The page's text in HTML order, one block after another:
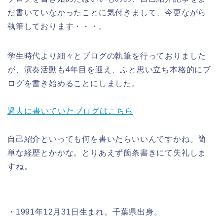
だ書いていなかったことに気付きまして、今更ながら
執筆しております・・・。
学生時代より細々とブログの執筆を行っておりました
が、演奏活動も4年目を迎え、ふと思い立ち本格的にブ
ログを書き始めることにしました。
過去に書いていたブログはこちら
自己紹介といっても何を書いたらいいんですかね。簡
単な経歴とかかな。とりあえず箇条書きにて失礼しま
すね。
・1991年12月31日生まれ。千葉県出身。